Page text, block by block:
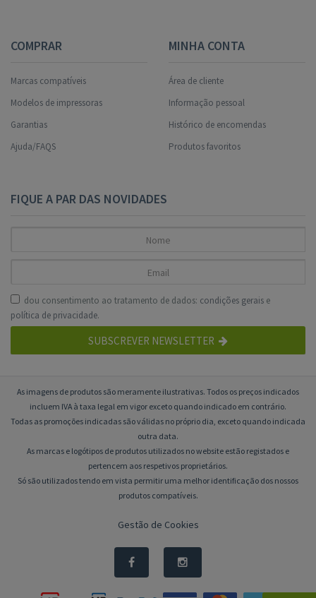
COMPRAR
Marcas compatíveis
Modelos de impressoras
Garantias
Ajuda/FAQS
MINHA CONTA
Área de cliente
Informação pessoal
Histórico de encomendas
Produtos favoritos
FIQUE A PAR DAS NOVIDADES
dou consentimento ao tratamento de dados: condições gerais e
política de privacidade.
SUBSCREVER NEWSLETTER
As imagens de produtos são meramente ilustrativas. Todos os preços indicados
incluem IVA à taxa legal em vigor exceto quando indicado em contrário.
Todas as promoções indicadas são válidas no próprio dia, exceto quando indicada
outra data.
As marcas e logótipos de produtos utilizados no website estão registados e
pertencem aos respetivos proprietários.
Só são utilizados tendo em vista permitir uma melhor identificação dos nossos
produtos compatíveis.
Gestão de Cookies